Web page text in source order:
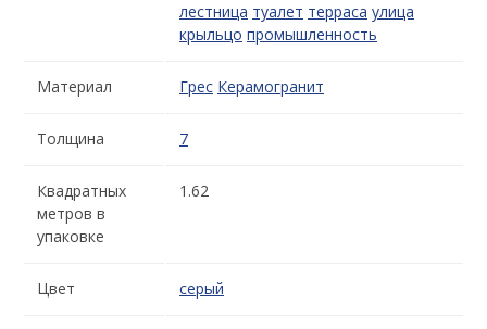
лестница туалет терраса улица
крыльцо промышленность
Материал Грес Керамогранит
Толщина 7
Квадратных
метров в
упаковке
1.62
Цвет серый